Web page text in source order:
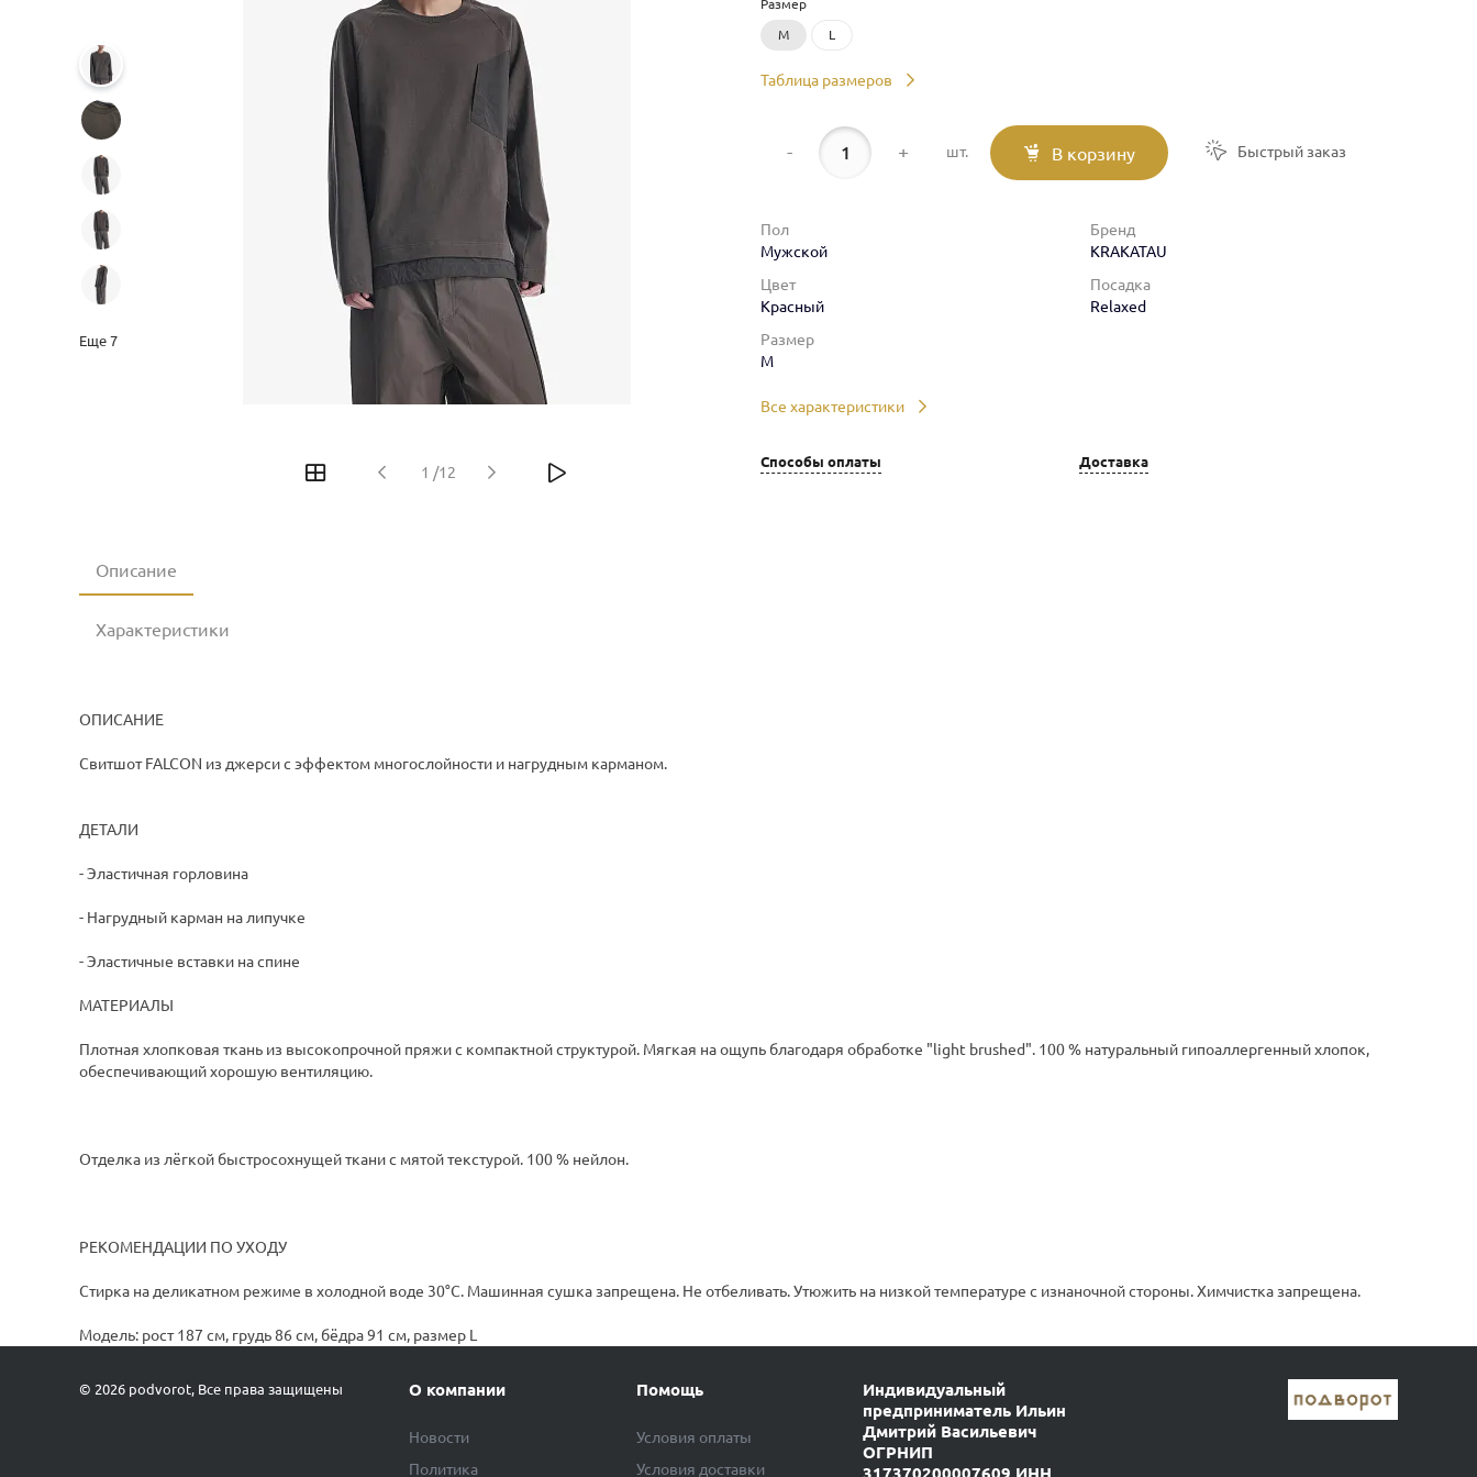
Еще 7
1 /12
Размер
M L
Таблица размеров
- + шт. В корзину Быстрый заказ
Пол
Мужской
Бренд
KRAKATAU
Цвет
Красный
Посадка
Relaxed
Размер
M
Все характеристики
Способы оплаты Доставка
Описание
Характеристики
ОПИСАНИЕ
Свитшот FALCON из джерси с эффектом многослойности и нагрудным карманом.
ДЕТАЛИ
- Эластичная горловина
- Нагрудный карман на липучке
- Эластичные вставки на спине
МАТЕРИАЛЫ
Плотная хлопковая ткань из высокопрочной пряжи с компактной структурой. Мягкая на ощупь благодаря обработке "light brushed". 100 % натуральный гипоаллергенный хлопок,
обеспечивающий хорошую вентиляцию.
Отделка из лёгкой быстросохнущей ткани с мятой текстурой. 100 % нейлон.
РЕКОМЕНДАЦИИ ПО УХОДУ
Стирка на деликатном режиме в холодной воде 30°C. Машинная сушка запрещена. Не отбеливать. Утюжить на низкой температуре с изнаночной стороны. Химчистка запрещена.
Модель: рост 187 см, грудь 86 см, бёдра 91 см, размер L
© 2026 podvorot, Все права защищены О компании
Новости
Политика
Помощь
Условия оплаты
Условия доставки
Индивидуальный
предприниматель Ильин
Дмитрий Васильевич
ОГРНИП
317370200007609 ИНН